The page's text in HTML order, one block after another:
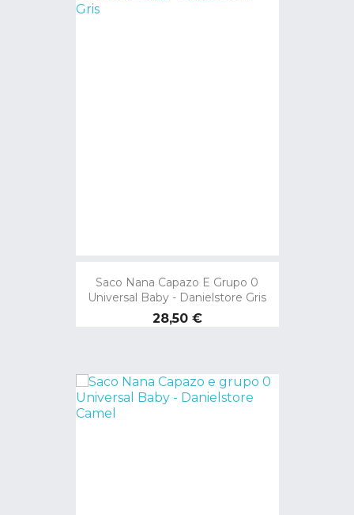
Saco Nana Capazo E Grupo 0
Universal Baby - Danielstore Gris
Preço
28,50 €